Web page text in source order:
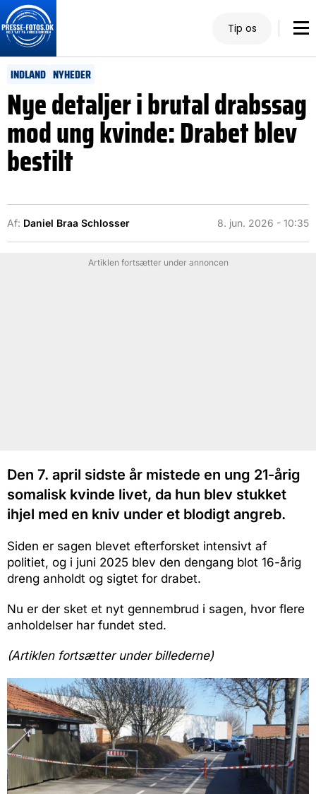
Tip os
INDLAND NYHEDER
Nye detaljer i brutal drabssag
mod ung kvinde: Drabet blev
bestilt
Af: Daniel Braa Schlosser 8. jun. 2026 - 10:35
Artiklen fortsætter under annoncen
Den 7. april sidste år mistede en ung 21-årig
somalisk kvinde livet, da hun blev stukket
ihjel med en kniv under et blodigt angreb.
Siden er sagen blevet efterforsket intensivt af
politiet, og i juni 2025 blev den dengang blot 16-årig
dreng anholdt og sigtet for drabet.
Nu er der sket et nyt gennembrud i sagen, hvor flere
anholdelser har fundet sted.
(Artiklen fortsætter under billederne)